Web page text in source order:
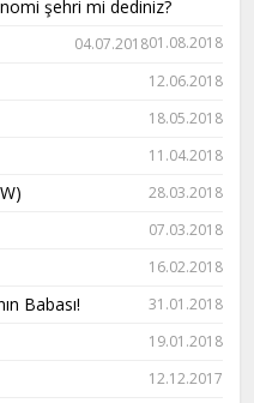
şehri mi dediniz?
01.08.2018
04.07.2018
12.06.2018
18.05.2018
11.04.2018
28.03.2018
07.03.2018
16.02.2018
Babası! 31.01.2018
19.01.2018
12.12.2017